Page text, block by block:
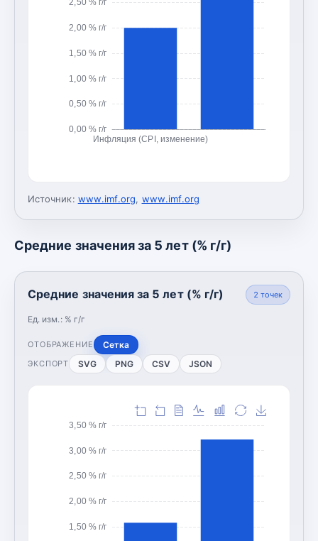
0,00 % г/г
0,50 % г/г
1,00 % г/г
1,50 % г/г
2,00 % г/г
2,50 % г/г
Инфляция (CPI, изменение)
Источник: www.imf.org, www.imf.org
Средние значения за 5 лет (% г/г)
Средние значения за 5 лет (% г/г)
Ед. изм.: % г/г
2 точек
ОТОБРАЖЕНИЕ Сетка
ЭКСПОРТ SVG PNG CSV JSON
1,50 % г/г
2,00 % г/г
2,50 % г/г
3,00 % г/г
3,50 % г/г